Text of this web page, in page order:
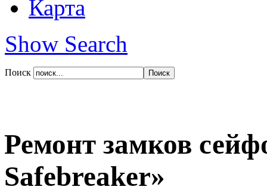
Карта
Show Search
Поиск
Ремонт замков
Safebreaker»